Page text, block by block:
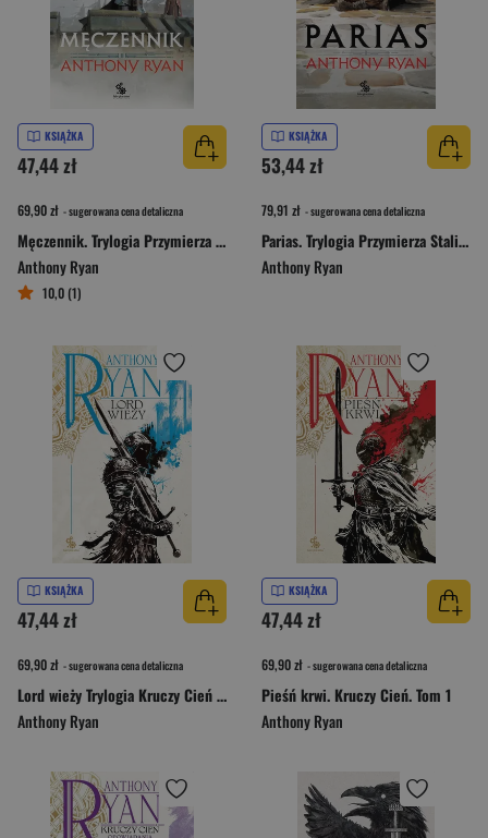
KSIĄŻKA
47,44 zł
69,90 zł - sugerowana cena detaliczna
Męczennik. Trylogia Przymierza Stali. Tom 2
Anthony Ryan
10,0 (1)
KSIĄŻKA
53,44 zł
79,91 zł - sugerowana cena detaliczna
Parias. Trylogia Przymierza Stali. Tom 1
Anthony Ryan
KSIĄŻKA
47,44 zł
69,90 zł - sugerowana cena detaliczna
Lord wieży Trylogia Kruczy Cień Tom 2
Anthony Ryan
KSIĄŻKA
47,44 zł
69,90 zł - sugerowana cena detaliczna
Pieśń krwi. Kruczy Cień. Tom 1
Anthony Ryan